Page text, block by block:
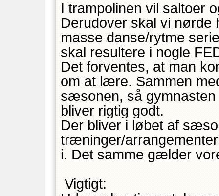
I trampolinen vil saltoer
Derudover skal vi nørde
masse danse/rytme
skal resultere i nogle
Det forventes, at man
om at lære. Sammen
sæsonen, så
bliver rigtig godt.
Der bliver i løbet af
træninger/
i. Det samme gælder
Vigtigt: